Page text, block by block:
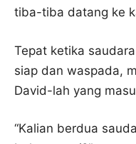
tiba-tiba datang ke
Tepat ketika
siap dan waspada,
David-lah yang
“Kalian berdua